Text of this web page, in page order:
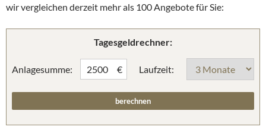
wir vergleichen derzeit mehr als 100 Angebote für Sie:
Tagesgeldrechner:
Anlagesumme: € Laufzeit: